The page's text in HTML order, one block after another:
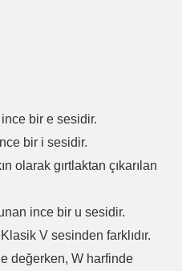
bir e sesidir.
bir i sesidir.
olarak gırtlaktan çıkarılan
ince bir u sesidir.
V sesinden farklıdır.
değerken, W harfinde